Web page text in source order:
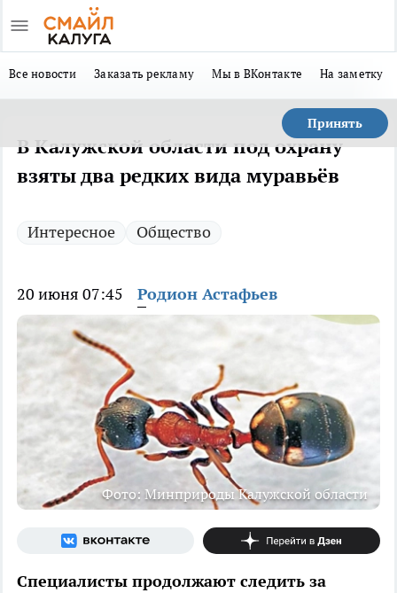
Все новости Заказать рекламу Мы в ВКонтакте На заметку
Принять
В Калужской области под охрану
взяты два редких вида муравьёв
Интересное Общество
20 июня 07:45 Родион Астафьев
Фото: Минприроды Калужской области
Специалисты продолжают следить за